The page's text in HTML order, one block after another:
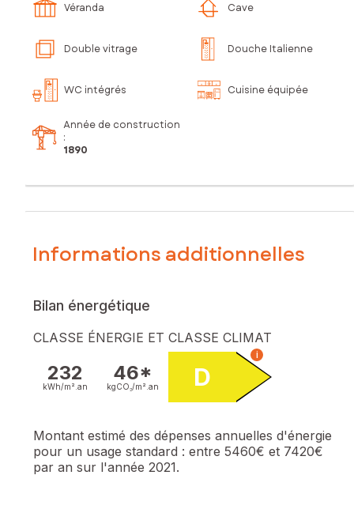
Véranda Cave
Double vitrage Douche Italienne
WC intégrés Cuisine équipée
Année de construction
:
1890
Informations additionnelles
Bilan énergétique
CLASSE ÉNERGIE ET CLASSE CLIMAT
232
kWh/m². an
46*
kgCO₂/m². an D
i
Montant estimé des dépenses annuelles d'énergie
pour un usage standard : entre 5460€ et 7420€
par an sur l'année 2021.